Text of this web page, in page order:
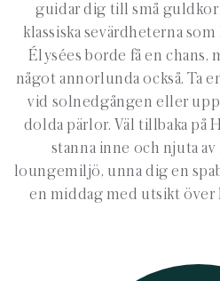
guidar dig till små
klassiska sevärdheterna
Élysées borde få en chans,
något annorlunda också. Ta
vid solnedgången eller
dolda pärlor. Väl tillbaka på
stanna inne och njuta
loungemiljö, unna dig en
en middag med utsikt över